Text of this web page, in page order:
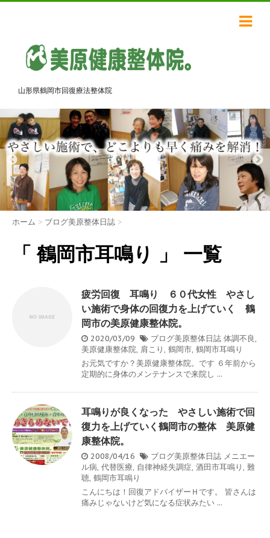
山形県鶴岡市回復療法整体院
ホーム > ブログ美原整体日誌 >
「 鶴岡市耳鳴り 」 一覧
疲労回復 耳鳴り ６０代女性 やさし
い施術で身体の回復力を上げていく 鶴
岡市の美原健康整体院。
2020/03/09 ブログ美原整体日誌 体調不良,
美原健康整体院, 肩こり , 鶴岡市, 鶴岡市耳鳴り
お元気ですか？美原健康整体院。です ６年前から
定期的に身体のメンテナンスで来院し ...
耳鳴りが良くなった やさしい施術で回
復力を上げていく鶴岡市の整体 美原健
康整体院。
2008/04/16 ブログ美原整体日誌 メニエー
ル病, 代替医療, 自律神経失調症, 酒田市耳鳴り , 難
聴, 鶴岡市耳鳴り
こんにちは！回復アドバイザーＨです。 皆さんは
痛みじゃないけど気になる症状みたい ...